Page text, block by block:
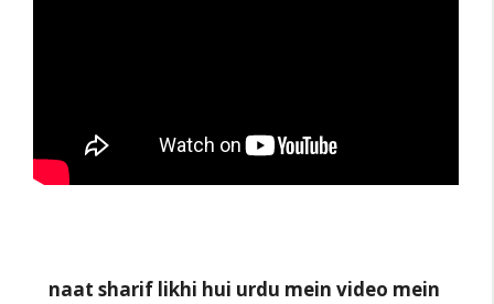
naat sharif likhi hui urdu mein video mein